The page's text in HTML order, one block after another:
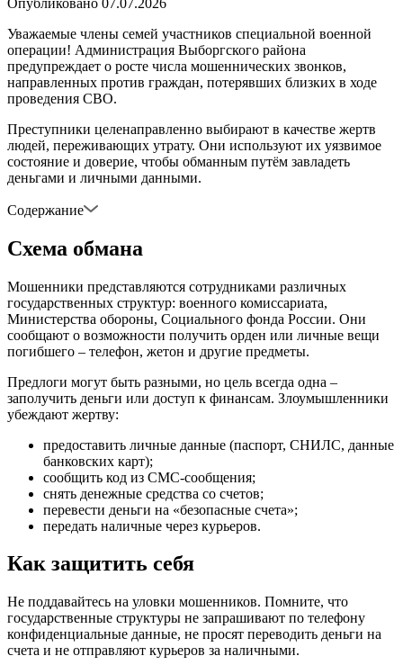
Уважаемые члены семей участников специальной военной
операции! Администрация Выборгского района
предупреждает о росте числа мошеннических звонков,
направленных против граждан, потерявших близких в ходе
проведения СВО.
Преступники целенаправленно выбирают в качестве жертв
людей, переживающих утрату. Они используют их уязвимое
состояние и доверие, чтобы обманным путём завладеть
деньгами и личными данными.
Содержание
Схема обмана
Мошенники представляются сотрудниками различных
государственных структур: военного комиссариата,
Министерства обороны, Социального фонда России. Они
сообщают о возможности получить орден или личные вещи
погибшего – телефон, жетон и другие предметы.
Предлоги могут быть разными, но цель всегда одна –
заполучить деньги или доступ к финансам. Злоумышленники
убеждают жертву:
предоставить личные данные (паспорт, СНИЛС, данные
банковских карт);
сообщить код из СМС-сообщения;
снять денежные средства со счетов;
перевести деньги на «безопасные счета»;
передать наличные через курьеров.
Как защитить себя
Не поддавайтесь на уловки мошенников. Помните, что
государственные структуры не запрашивают по телефону
конфиденциальные данные, не просят переводить деньги на
счета и не отправляют курьеров за наличными.